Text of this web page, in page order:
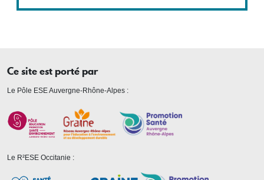
Ce site est porté par
Le Pôle ESE Auvergne-Rhône-Alpes :
Le R²ESE Occitanie :